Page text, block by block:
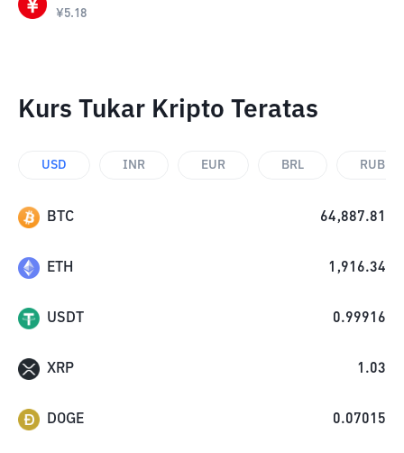
¥5.18
Kurs Tukar Kripto Teratas
USD INR EUR BRL RUB
BTC 64,887.81
ETH 1,916.34
USDT 0.99916
XRP 1.03
DOGE 0.07015